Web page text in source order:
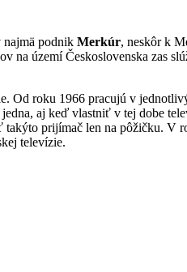
najmä podnik Merkúr, neskôr k
na území Československa zas
Od roku 1966 pracujú v
aj keď vlastniť v tej dobe
prijímač len na pôžičku. V
televízie.